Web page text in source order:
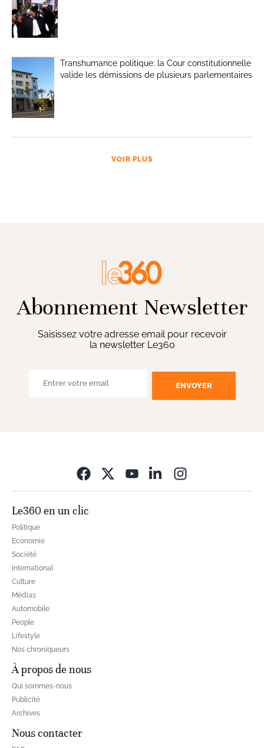
Transhumance politique: la Cour constitutionnelle
valide les démissions de plusieurs parlementaires
VOIR PLUS
Abonnement Newsletter
Saisissez votre adresse email pour recevoir
la newsletter Le360
ENVOYER
Le360 en un clic
Politique
Economie
Société
International
Culture
Médias
Automobile
People
Lifestyle
Nos chroniqueurs
À propos de nous
Qui sommes-nous
Publicité
Archives
Nous contacter